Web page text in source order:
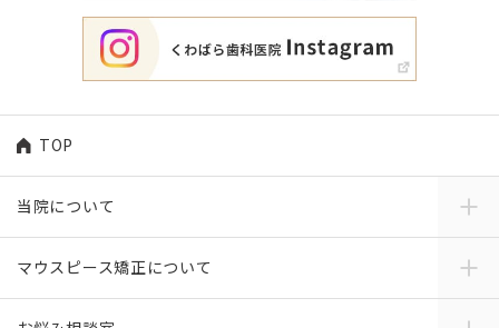
TOP
当院について
マウスピース矯正について